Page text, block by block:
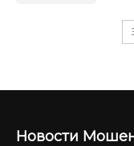
Новости